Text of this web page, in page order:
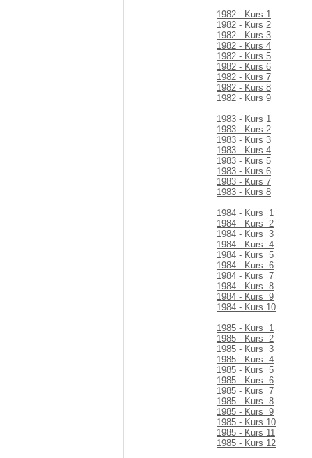
1982 - Kurs 1
1982 - Kurs 2
1982 - Kurs 3
1982 - Kurs 4
1982 - Kurs 5
1982 - Kurs 6
1982 - Kurs 7
1982 - Kurs 8
1982 - Kurs 9
1983 - Kurs 1
1983 - Kurs 2
1983 - Kurs 3
1983 - Kurs 4
1983 - Kurs 5
1983 - Kurs 6
1983 - Kurs 7
1983 - Kurs 8
1984 - Kurs 1
1984 - Kurs 2
1984 - Kurs 3
1984 - Kurs 4
1984 - Kurs 5
1984 - Kurs 6
1984 - Kurs 7
1984 - Kurs 8
1984 - Kurs 9
1984 - Kurs 10
1985 - Kurs 1
1985 - Kurs 2
1985 - Kurs 3
1985 - Kurs 4
1985 - Kurs 5
1985 - Kurs 6
1985 - Kurs 7
1985 - Kurs 8
1985 - Kurs 9
1985 - Kurs 10
1985 - Kurs 11
1985 - Kurs 12